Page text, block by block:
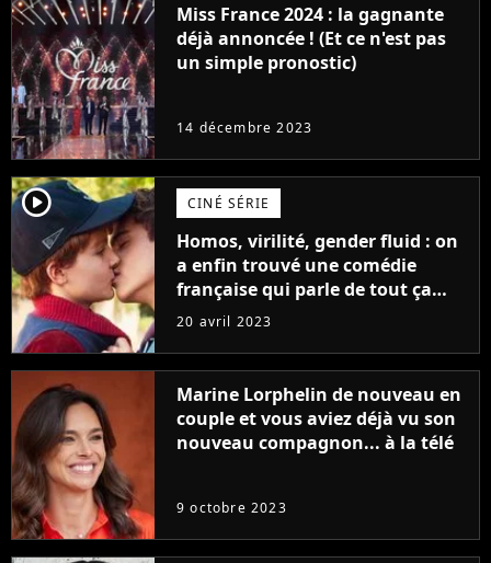
Miss France 2024 : la gagnante
déjà annoncée ! (Et ce n'est pas
un simple pronostic)
14 décembre 2023
player2 CINÉ SÉRIE
Homos, virilité, gender fluid : on
a enfin trouvé une comédie
française qui parle de tout ça
sans être super ringarde
20 avril 2023
Marine Lorphelin de nouveau en
couple et vous aviez déjà vu son
nouveau compagnon... à la télé
9 octobre 2023